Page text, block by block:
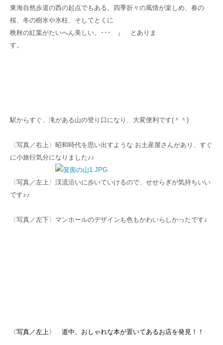
東海自然歩道の西の起点でもある。四季折々の風情が楽しめ、春の
桜、冬の樹氷や氷柱、そしてとくに
晩秋の紅葉がたいへん美しい。･･･ 』 とありま
す。
駅からすぐ、滝がある山の登り口になり、大変便利です(＾＾)
〈写真／右上〉 昭和時代を思い出すような お土産屋さんがあり、すぐ
に小旅行気分になりました♪♪
〈写真／左上〉渓流沿いに歩いていけるので、せせらぎが気持ちいい
です♪♪
〈写真／左下〉マンホールのデザインも色もかわいらしかったです♪
〈写真／左上〉 道中、おしゃれな本が置いてあるお店を発見！！